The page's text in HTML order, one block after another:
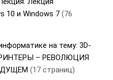
10 и Windows 7 (76
на тему: 3D-
– РЕВОЛЮЦИЯ
(17 страниц)